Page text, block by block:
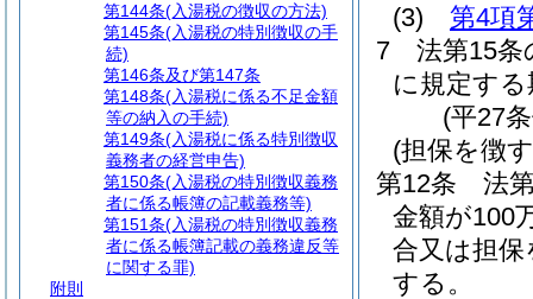
(3)
第4項
7
法第15条
に規定す
(平27
(担保を徴
第12条
法
金額が100
合又は担
する。
第144条(入湯税の徴収の方法)
第145条(入湯税の特別徴収の手
続)
第146条及び第147条
第148条(入湯税に係る不足金額
等の納入の手続)
第149条(入湯税に係る特別徴収
義務者の経営申告)
第150条(入湯税の特別徴収義務
者に係る帳簿の記載義務等)
第151条(入湯税の特別徴収義務
者に係る帳簿記載の義務違反等
に関する罪)
附則